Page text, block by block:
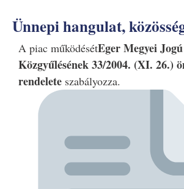
Ünnepi hangulat,
A piac működésétEger Megyei
Közgyűlésének 33/2004. (XI. 26.)
rendelete szabályozza.